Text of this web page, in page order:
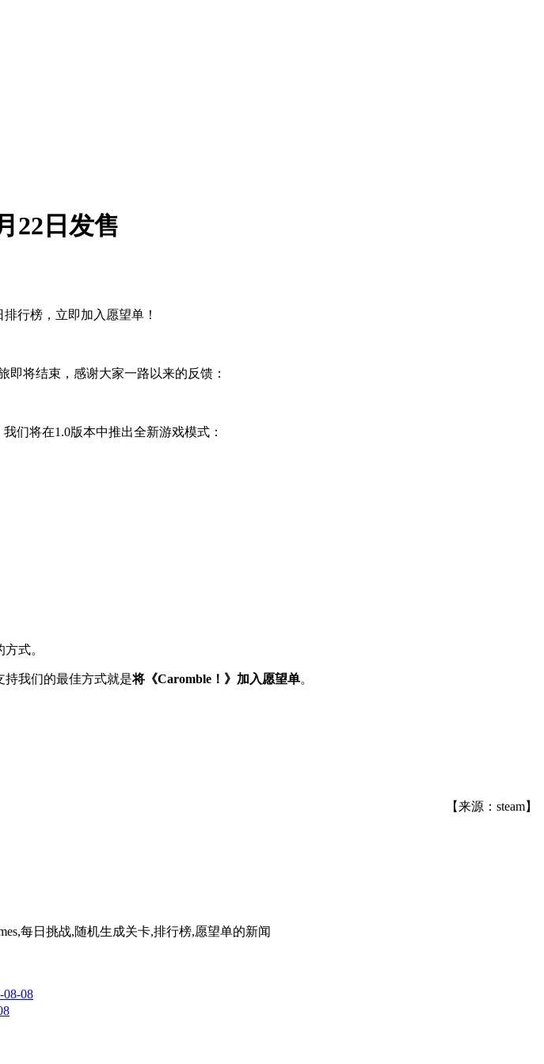
22日发售
行榜，立即加入愿望单！
即将结束，感谢大家一路以来的反馈：
们将在1.0版本中推出全新游戏模式：
式。
持我们的最佳方式就是将《Caromble！》加入愿望单。
【来源：steam】
每日挑战,随机生成关卡,排行榜,愿望单的新闻
08-08